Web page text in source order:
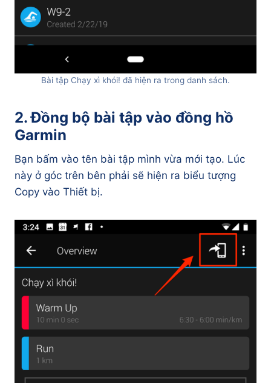
Bài tập Chạy xì khói! đã hiện ra trong danh sách.
2. Đồng bộ bài tập vào đồng hồ
Garmin
Bạn bấm vào tên bài tập mình vừa mới tạo. Lúc
này ở góc trên bên phải sẽ hiện ra biểu tượng
Copy vào Thiết bị.